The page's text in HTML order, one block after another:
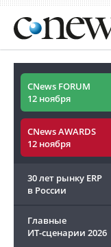
CNews FORUM
12 ноября
CNews AWARDS
12 ноября
30 лет рынку ERP
в России
Главные
ИТ-сценарии 2026